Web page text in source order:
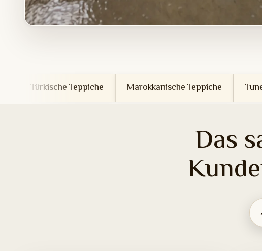
Marokkanische Teppiche Tunesische Teppiche
Das